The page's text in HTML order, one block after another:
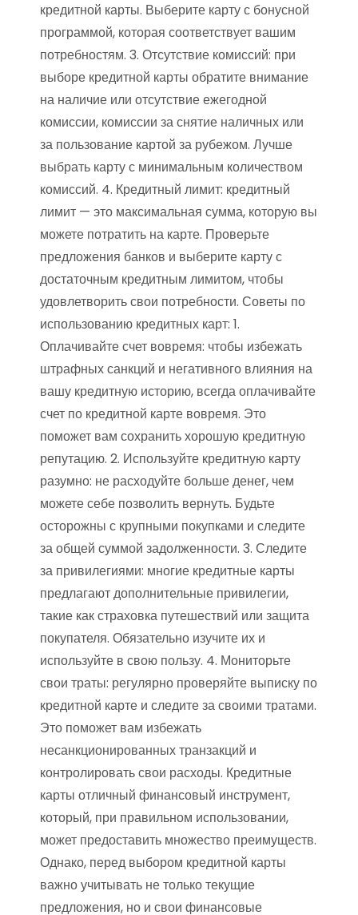
кредитной карты. Выберите карту с бонусной
программой, которая соответствует вашим
потребностям. 3. Отсутствие комиссий: при
выборе кредитной карты обратите внимание
на наличие или отсутствие ежегодной
комиссии, комиссии за снятие наличных или
за пользование картой за рубежом. Лучше
выбрать карту с минимальным количеством
комиссий. 4. Кредитный лимит: кредитный
лимит — это максимальная сумма, которую вы
можете потратить на карте. Проверьте
предложения банков и выберите карту с
достаточным кредитным лимитом, чтобы
удовлетворить свои потребности. Советы по
использованию кредитных карт: 1.
Оплачивайте счет вовремя: чтобы избежать
штрафных санкций и негативного влияния на
вашу кредитную историю, всегда оплачивайте
счет по кредитной карте вовремя. Это
поможет вам сохранить хорошую кредитную
репутацию. 2. Используйте кредитную карту
разумно: не расходуйте больше денег, чем
можете себе позволить вернуть. Будьте
осторожны с крупными покупками и следите
за общей суммой задолженности. 3. Следите
за привилегиями: многие кредитные карты
предлагают дополнительные привилегии,
такие как страховка путешествий или защита
покупателя. Обязательно изучите их и
используйте в свою пользу. 4. Мониторьте
свои траты: регулярно проверяйте выписку по
кредитной карте и следите за своими тратами.
Это поможет вам избежать
несанкционированных транзакций и
контролировать свои расходы. Кредитные
карты отличный финансовый инструмент,
который, при правильном использовании,
может предоставить множество преимуществ.
Однако, перед выбором кредитной карты
важно учитывать не только текущие
предложения, но и свои финансовые